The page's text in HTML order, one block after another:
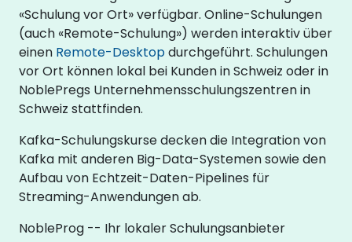
«Schulung vor Ort» verfügbar. Online-Schulungen
(auch «Remote-Schulung») werden interaktiv über
einen Remote-Desktopdurchgeführt. Schulungen
vor Ort können lokal bei Kunden in Schweiz oder in
NoblePregs Unternehmensschulungszentren in
Schweiz stattfinden.
Kafka-Schulungskurse decken die Integration von
Kafka mit anderen Big-Data-Systemen sowie den
Aufbau von Echtzeit-Daten-Pipelines für
Streaming-Anwendungen ab.
NobleProg -- Ihr lokaler Schulungsanbieter